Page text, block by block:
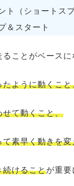
ト（ショートス
＆スタート
ことがベースに
たように動くこと
せて動くこと、
て素早く動きを
続けることが重要